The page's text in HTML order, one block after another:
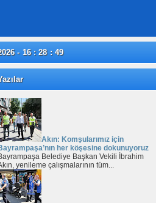
- 16 : 28 : 50
Akın: Komşularımız için
her köşesine dokunuyoruz
Belediye Başkan Vekili İbrahim
yenileme çalışmalarının tüm...